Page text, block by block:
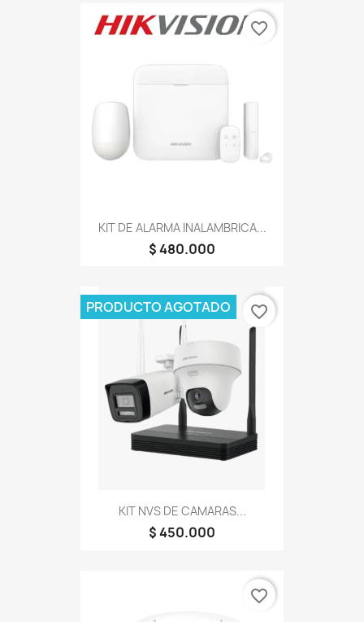
KIT DE ALARMA INALAMBRICA...
$ 480.000
favorite_border
KIT NVS DE CAMARAS...
$ 450.000
PRODUCTO AGOTADO favorite_border
favorite_border